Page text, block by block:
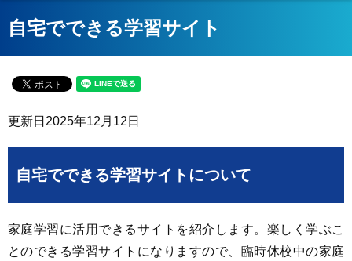
自宅でできる学習サイト
更新日 2025年12月12日
自宅でできる学習サイトについて
家庭学習に活用できるサイトを紹介します。楽しく学ぶこ
とのできる学習サイトになりますので、臨時休校中の家庭